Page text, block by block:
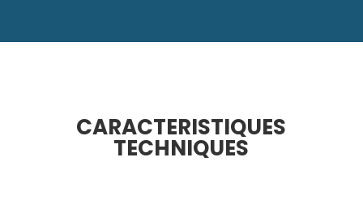
CARACTERISTIQUES
TECHNIQUES